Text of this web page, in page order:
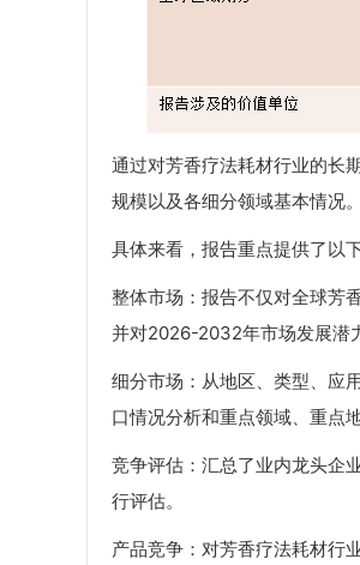
通过对芳香疗法耗材行业的长
规模以及各细分领域基本情况
具体来看，报告重点提供了以
整体市场：报告不仅对全球芳
并对2026-2032年市场发展潜
细分市场：从地区、类型、应
口情况分析和重点领域、重点
竞争评估：汇总了业内龙头企
行评估。
产品竞争：对芳香疗法耗材行